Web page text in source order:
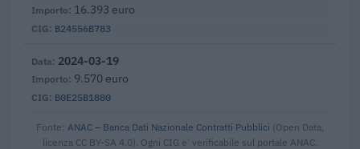
B24556B783
16.393 euro
B0E25B1880
2024-03-19
9.570 euro
Fonte: ANAC – Banca Dati Nazionale Contratti Pubblici (Open Data,
licenza CC BY-SA 4.0). Ogni CIG e' verificabile sul portale ANAC.